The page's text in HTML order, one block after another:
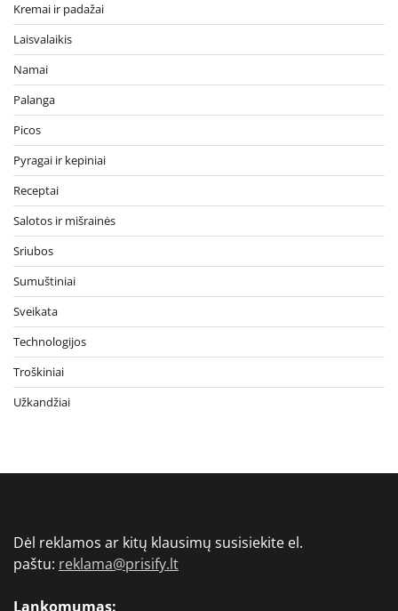
Kremai ir padažai
Laisvalaikis
Namai
Palanga
Picos
Pyragai ir kepiniai
Receptai
Salotos ir mišrainės
Sriubos
Sumuštiniai
Sveikata
Technologijos
Troškiniai
Užkandžiai
Dėl reklamos ar kitų klausimų susisiekite el.
paštu: reklama@prisify.lt
Lankomumas: